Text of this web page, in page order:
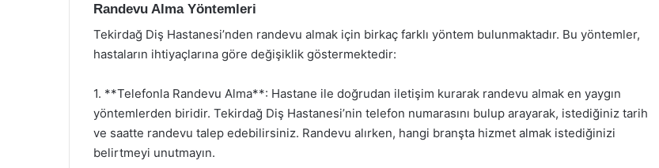
Randevu Alma Yöntemleri
Tekirdağ Diş Hastanesi’nden randevu almak için birkaç farklı yöntem bulunmaktadır. Bu yöntemler,
hastaların ihtiyaçlarına göre değişiklik göstermektedir:
1. **Telefonla Randevu Alma**: Hastane ile doğrudan iletişim kurarak randevu almak en yaygın
yöntemlerden biridir. Tekirdağ Diş Hastanesi’nin telefon numarasını bulup arayarak, istediğiniz tarih
ve saatte randevu talep edebilirsiniz. Randevu alırken, hangi branşta hizmet almak istediğinizi
belirtmeyi unutmayın.